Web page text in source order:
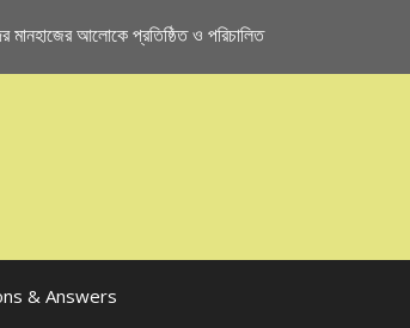
আলোকে প্রতিষ্ঠিত ও পরিচালিত
& Answers